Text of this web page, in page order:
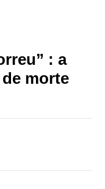
: a
morte